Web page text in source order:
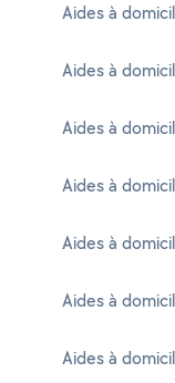
Aides à
Aides à
Aides à
Aides à
Aides à
Aides à
Aides à